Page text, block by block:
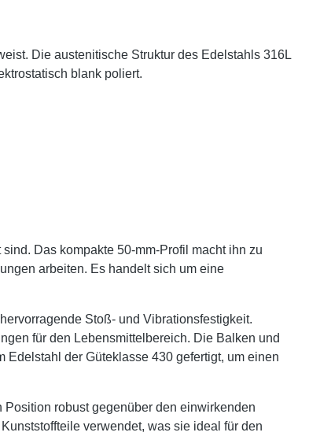
Die austenitische Struktur des Edelstahls 316L
blank poliert.
Das kompakte 50-mm-Profil macht ihn zu
arbeiten. Es handelt sich um eine
Stoß- und Vibrationsfestigkeit.
für den Lebensmittelbereich. Die Balken und
der Güteklasse 430 gefertigt, um einen
robust gegenüber den einwirkenden
verwendet, was sie ideal für den